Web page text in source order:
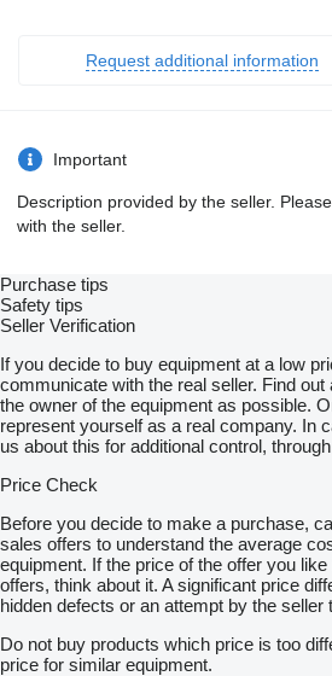
Request additional information
Important
Description provided by the seller.
with the seller.
Purchase tips
Safety tips
Seller Verification
If you decide to buy equipment at a low
communicate with the real seller. Find
the owner of the equipment as possible.
represent yourself as a real company. In
us about this for additional control,
Price Check
Before you decide to make a purchase,
sales offers to understand the average
equipment. If the price of the offer you
offers, think about it. A significant price
hidden defects or an attempt by the
Do not buy products which price is too
price for similar equipment.